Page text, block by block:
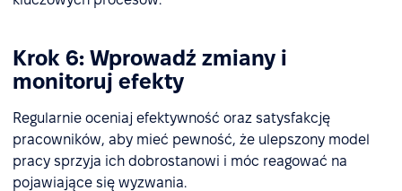
Krok 6: Wprowadź zmiany i
monitoruj efekty
Regularnie oceniaj efektywność oraz satysfakcję
pracowników, aby mieć pewność, że ulepszony model
pracy sprzyja ich dobrostanowi i móc reagować na
pojawiające się wyzwania.